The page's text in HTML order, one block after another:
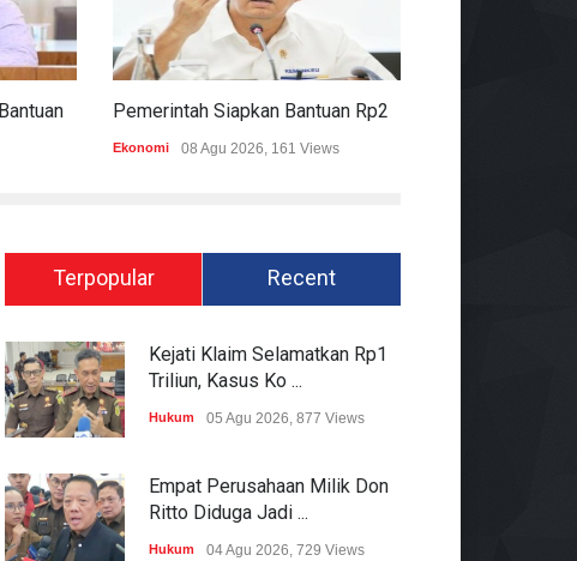
Ekonomi 08 Agu 2026, 161 Views
Terpopular Recent
Kejati Klaim Selamatkan Rp1
Triliun, Kasus Ko ...
Hukum 05 Agu 2026, 877 Views
Empat Perusahaan Milik Don
Ritto Diduga Jadi ...
Hukum 04 Agu 2026, 729 Views